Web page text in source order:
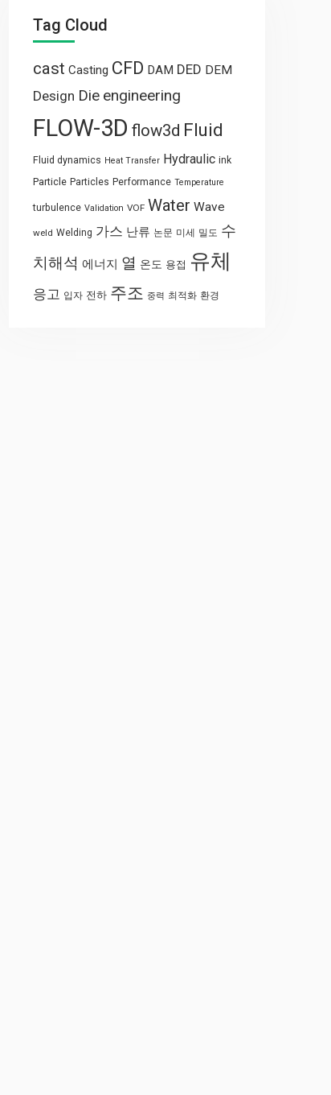
Tag Cloud
cast Casting CFD DAM DED DEM
Design Die engineering
FLOW-3D flow3d Fluid
Fluid dynamics Heat Transfer Hydraulic ink
Particle Particles Performance Temperature
turbulence Validation VOF Water Wave
weld Welding 가스 난류 논문 미세 밀도 수
치해석 에너지 열 온도 용접 유체
응고 입자 전하 주조 중력 최적화 환경